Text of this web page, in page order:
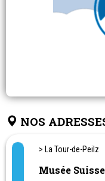
NOS
> La Tour-de-Peilz
Musée